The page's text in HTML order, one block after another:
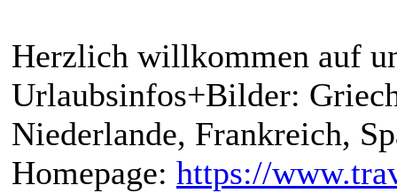
Herzlich willkommen auf
Urlaubsinfos+Bilder:
Niederlande, Frankreich,
Homepage: https://